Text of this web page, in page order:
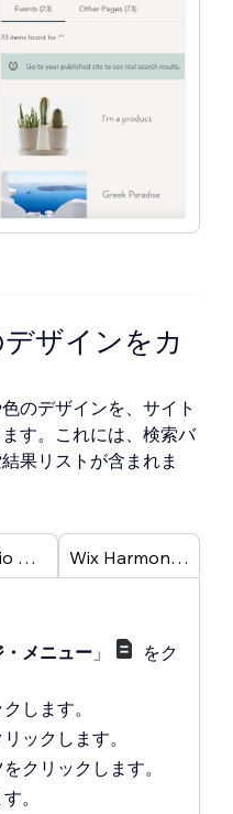
ザインをカ
のデザインを、サイト
す。これには、検索バ
果リストが含まれま
Wix Studio エディタ Wix Harmony エディタ
メニュー 」
をク
します。
ックします。
クリックします。
。